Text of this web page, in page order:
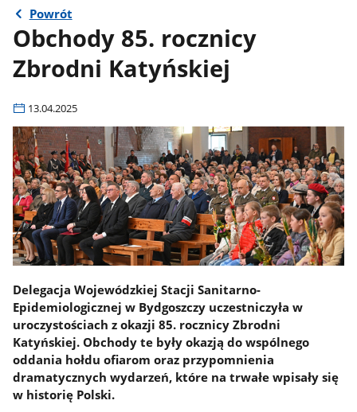
Powrót
Obchody 85. rocznicy
Zbrodni Katyńskiej
13.04.2025
Delegacja Wojewódzkiej Stacji Sanitarno-
Epidemiologicznej w Bydgoszczy uczestniczyła w
uroczystościach z okazji 85. rocznicy Zbrodni
Katyńskiej. Obchody te były okazją do wspólnego
oddania hołdu ofiarom oraz przypomnienia
dramatycznych wydarzeń, które na trwałe wpisały się
w historię Polski.